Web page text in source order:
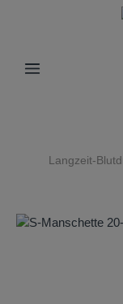
Zum Hauptinhalt
Langzeit-
Bildergalerie